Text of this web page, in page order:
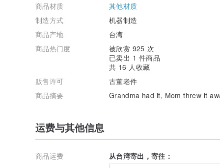
Find Us On Instagram : old_mary__
Follow Us On Facebook : 老马利
商品材质
其他材质
制造方式
机器制造
商品产地
台湾
商品热门度
被欣赏 925 次
已卖出 1 件商品
共 16 人收藏
贩售许可
古董老件
商品摘要
Grandma had it, Mom threw it
运费与其他信息
商品运费 从台湾寄出，寄往：